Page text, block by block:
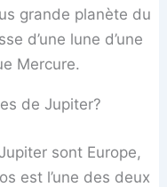
grande planète du
d’une lune d’une
Mercure.
de Jupiter?
sont Europe,
est l’une des deux